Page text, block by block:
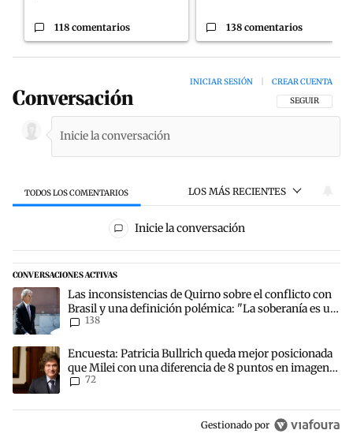
118 comentarios 138 comentarios
Conversación SIGA ESTA
SEGUIR
INICIAR SESIÓN CREAR CUENTA
TODOS LOS COMENTARIOS LOS MÁS RECIENTES
Todos los comentarios
Inicie la conversación
CONVERSACIONES ACTIVAS
Este listado muestra los artículos con más comentarios en los
Un artículo de tendencia con el título "Las inconsistencias de
Las inconsistencias de Quirno sobre el conflicto con
Brasil y una definición polémica: "La soberanía es un
concepto antiguo"
138
Un artículo de tendencia con el título "Encuesta: Patricia Bullrich
Encuesta: Patricia Bullrich queda mejor posicionada
que Milei con una diferencia de 8 puntos en imagen
negativa
72
Gestionado por